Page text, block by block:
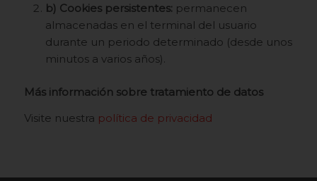
b) Cookies persistentes: permanecen
almacenadas en el terminal del usuario
durante un periodo determinado (desde unos
minutos a varios años).
Más información sobre tratamiento de datos
Visite nuestra política de privacidad